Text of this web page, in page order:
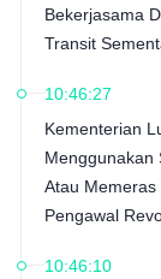
Bekerjasama
Transit
10:46:27
Kementerian
Menggunakan
Atau Memeras
Pengawal
10:46:10